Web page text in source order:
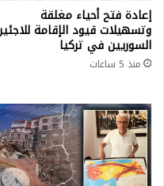
إعادة فتح أحياء مغلقة
وتسهيلات قيود الإقامة
السوريين في تركيا
منذ 5 ساعات